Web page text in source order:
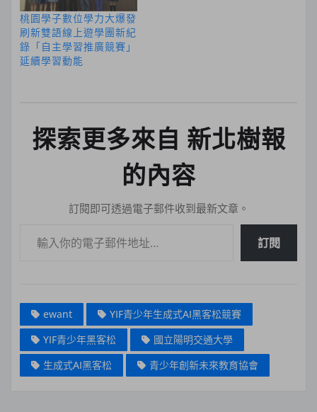
桃園學子數位學力大爆發
刷新雙語線上遊學團新紀
錄「自主學習推廣競賽」
延續學習動能
探索更多來自 新北樹報
的內容
訂閱即可透過電子郵件收到最新文章。
訂閱
ewant
YIF青少年生成式AI黑客松競賽
YIF青少年黑客松
國立陽明交通大學
生成式AI黑客松
青少年創新未來教育協會